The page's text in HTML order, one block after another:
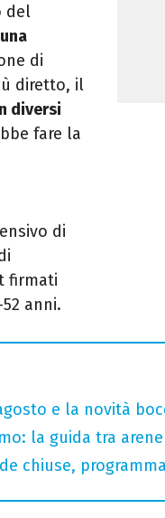
del
di
diretto, il
diversi
fare la
di
firmati
anni.
e la novità
la guida tra
chiuse,